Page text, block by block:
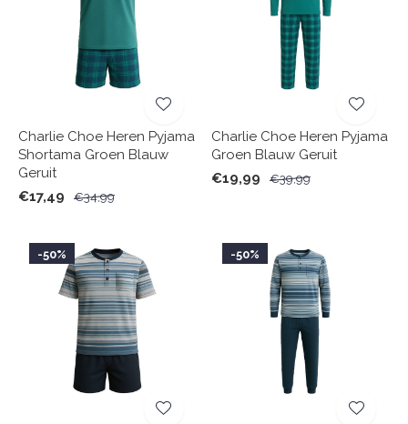
Charlie Choe Heren Pyjama
Shortama Groen Blauw
Geruit
€17,49
€34,99
Charlie Choe Heren Pyjama
Groen Blauw Geruit
€19,99
€39,99
-50% -50%